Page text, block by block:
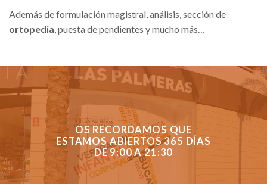
Además de formulación magistral, análisis, sección de
ortopedia , puesta de pendientes y mucho más…
OS RECORDAMOS QUE
ESTAMOS ABIERTOS 365 DÍAS
DE 9:00 A 21:30